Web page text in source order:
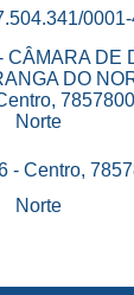
CÂMARA DE
DO
Norte
- Centro,
Norte